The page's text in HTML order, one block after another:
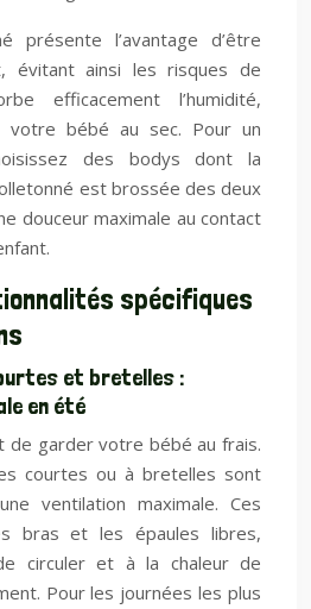
présente l’avantage d’être
évitant ainsi les risques de
efficacement l’humidité,
votre bébé au sec. Pour un
des bodys dont la
est brossée des deux
douceur maximale au contact
spécifiques
et bretelles :
en été
de garder votre bébé au frais.
courtes ou à bretelles sont
ventilation maximale. Ces
bras et les épaules libres,
circuler et à la chaleur de
Pour les journées les plus